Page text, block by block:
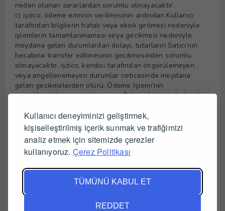
Kullanıcı deneyiminizi geliştirmek,
kişiselleştirilmiş içerik sunmak ve trafiğimizi
analiz etmek için sitemizde çerezler
kullanıyoruz. Çerez Politikası
TÜMÜNÜ KABUL ET
REDDET
neden olunan zararlardan sorumlu olmayacaktır.
c) iyzico, ödeme emrinin verilmesinin ardından Kullanıcı
tarafından bilgilerin hatalı veya eksik girilmesi nedeniyle
işlemlerin tamamlanmaması veya gecikmesi nedeniyle
meydana gelen durumlardan dolayı, tutarların Satıcı’nın
hesabına transfer edilmesinin gecikmesinden sorumlu
olmayacaktır. iyzico, kendisi tarafından öngörülemeyen
veya engellenemeyen durumlar neticesinde meydana
gelen gecikmelerden ötürü, Ödeme İşlemi’nin
gerçekleştirilememesinden veya Ödeme İşlemi’nde kendi
sonucunda meydana gelen zararlardan sorumlu
olmayacaktır.
d) Kullanıcı’nın işbu Sözleşme kapsamındaki herhangi bir
taahhüt veya yükümlülüğüne aykırı davranmayacak;
davranması, yasaları veya herhangi bir üçüncü kişinin
haklarını ihlal etmesi nedeniyle iyzico’nun, görevlilerinin,
yöneticilerinin ve çalışanlarının bir zarara uğraması yahut
yasal, idari veya cezai bir yaptırıma tabi tutulması halinde
ilgili tutarlar (avukatlık ücretleri de dahil) ilk talepte
ödenmek üzere ferileri ile birlikte Kullanıcı’ya rücu